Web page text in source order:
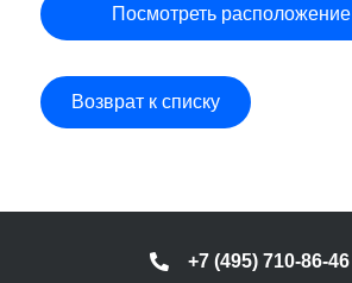
Посмотреть расположение
Возврат к списку
+7 (495) 710-86-46